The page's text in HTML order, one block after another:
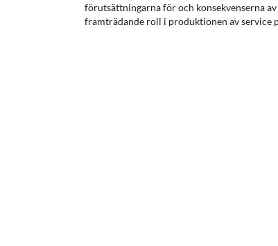
förutsättningarna för och konsekvenserna
framträdande roll i produktionen av service